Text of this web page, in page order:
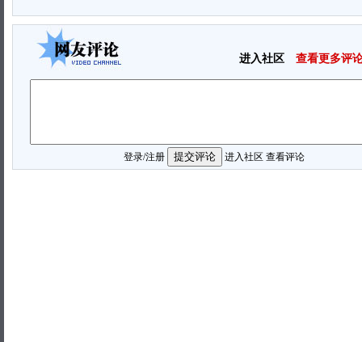
进入社区 查看更多评
登录/注册 进入社区 查看评论